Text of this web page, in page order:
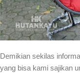
Demikian sekilas
yang bisa kami sajikan